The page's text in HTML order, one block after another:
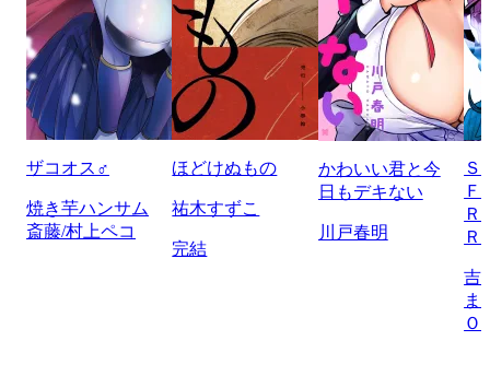
ザコオス♂
焼き芋ハンサム
斎藤/村上ペコ
ほどけぬもの
祐木すずこ
完結
かわいい君と今
日もデキない
川戸春明
Ｆ
Ｒ
吉
ま
Ｏ